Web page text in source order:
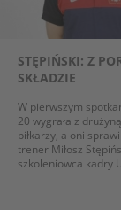
STĘPIŃSKI: Z
SKŁADZIE
W pierwszym
20 wygrała z
piłkarzy, a oni
trener Miłosz
szkoleniowca kadry